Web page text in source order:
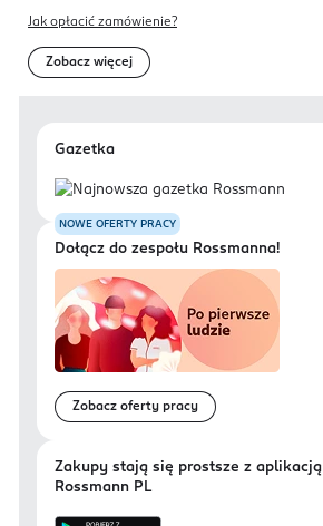
Jak opłacić zamówienie?
Zobacz więcej
Gazetka
NOWE OFERTY PRACY
Dołącz do zespołu Rossmanna!
Zobacz oferty pracy
Zakupy stają się prostsze z aplikacją
Rossmann PL